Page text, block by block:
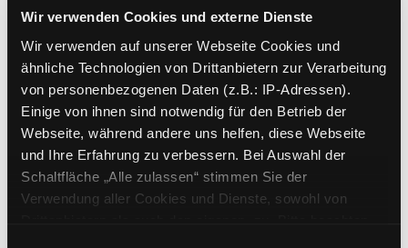
Wir verwenden Cookies und externe Dienste
Wir verwenden auf unserer Webseite Cookies und
ähnliche Technologien von Drittanbietern zur Verarbeitung
von personenbezogenen Daten (z.B.: IP-Adressen).
Einige von ihnen sind notwendig für den Betrieb der
Webseite, während andere uns helfen, diese Webseite
und Ihre Erfahrung zu verbessern. Bei Auswahl der
Schaltfläche „Alle zulassen“ stimmen Sie der
Verwendung aller Cookies und Dienste, sowohl von
Exemplar-Details von Baikonur anzeigen
Baikonur
Was vom Himmel, fällt darf man
behalten
Verfasser: Helmer, Veit [Regie]
Suche
Jahr: 2011
Verlag:
[o.O.], Absolut Medien
Zu den Suchfiltern springen
Sortieren nach